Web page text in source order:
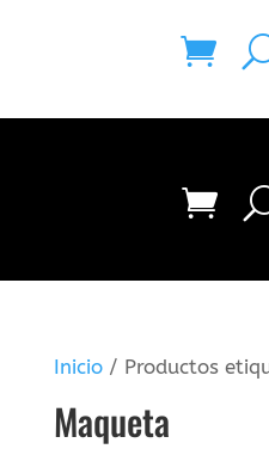
Inicio/ Productos
Maqueta